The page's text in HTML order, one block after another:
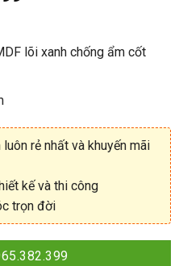
lõi xanh chống ẩm cốt
rẻ nhất và khuyến mãi
kế và thi công
trọn đời